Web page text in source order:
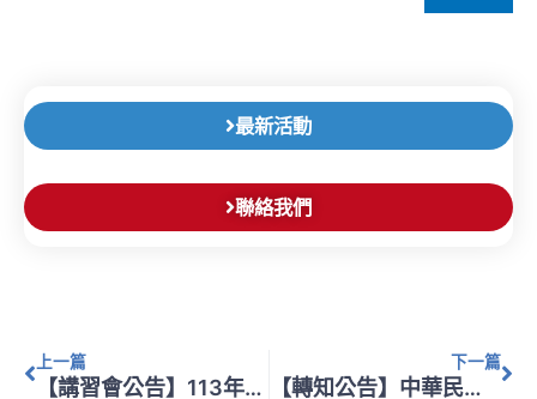
最新活動
聯絡我們
上一篇
【講習會公告】113年度A級教練講習會申辦計畫
下一篇
【轉知公告】中華民國運動總會辦理「113年教練暨裁判增能進修研習會（第8梯次）」